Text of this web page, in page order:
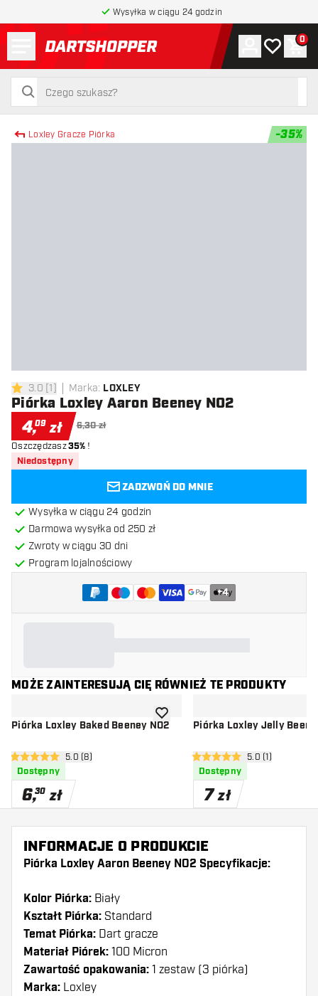
Wysyłka w ciągu 24 godzin
powrót do strony głównej
szukaj
szukaj
Konto
Moja lista
0
Loxley Gracze Piórka -35%
3 gwiazdki oceny
3.0 [1] Marka: LOXLEY
Piórka Loxley Aaron Beeney NO2
4,09 zł 6,30 zł
Oszczędzasz35% !
Niedostępny
ZADZWOŃ DO MNIE
Wysyłka w ciągu 24 godzin
Darmowa wysyłka od 250 zł
Zwroty w ciągu 30 dni
Program lojalnościowy
+4
MOŻE ZAINTERESUJĄ CIĘ RÓWNIEŻ TE PRODUKTY
Piórka Loxley Baked Beeney NO2
otwórz panel recenzji
5 gwiazdki oceny5.0 (8)
Dostępny
6,30 zł
dodaj do listy życzeń
Piórka Loxley Jelly
otwórz panel
5 gwiazdki oceny
5.0 (1)
Dostępny
7 zł
INFORMACJE O PRODUKCIE
Piórka Loxley Aaron Beeney NO2 Specyfikacje:
Kolor Piórka: Biały
Kształt Piórka: Standard
Temat Piórka: Dart gracze
Materiał Piórek: 100 Micron
Zawartość opakowania: 1 zestaw (3 piórka)
Marka: Loxley